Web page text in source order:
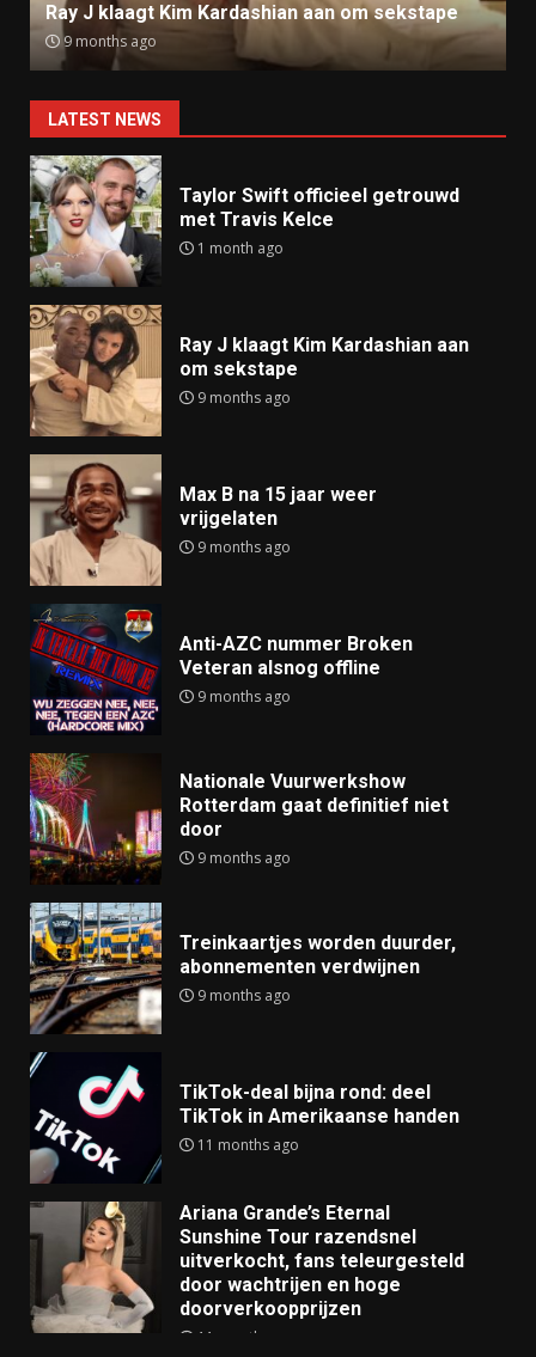
Ray J klaagt Kim Kardashian aan om sekstape
9 months ago
LATEST NEWS
Taylor Swift officieel getrouwd
met Travis Kelce
1 month ago
Ray J klaagt Kim Kardashian aan
om sekstape
9 months ago
Max B na 15 jaar weer
vrijgelaten
9 months ago
Anti-AZC nummer Broken
Veteran alsnog offline
9 months ago
Nationale Vuurwerkshow
Rotterdam gaat definitief niet
door
9 months ago
Treinkaartjes worden duurder,
abonnementen verdwijnen
9 months ago
TikTok-deal bijna rond: deel
TikTok in Amerikaanse handen
11 months ago
Ariana Grande’s Eternal
Sunshine Tour razendsnel
uitverkocht, fans teleurgesteld
door wachtrijen en hoge
doorverkoopprijzen
11 months ago